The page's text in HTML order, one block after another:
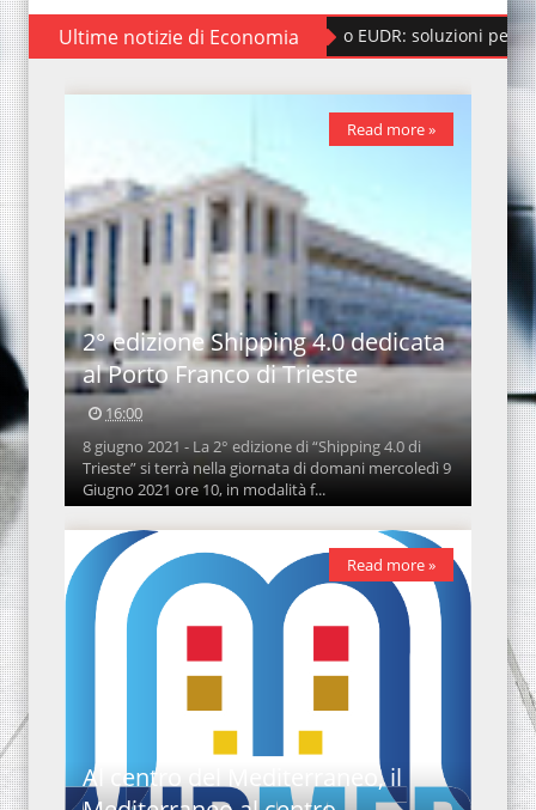
Ultime notizie di Economia
Regolamento EUDR: soluzioni per la nuova
2° edizione Shipping 4.0 dedicata
al Porto Franco di Trieste
16:00
8 giugno 2021 - La 2° edizione di “Shipping 4.0 di
Trieste” si terrà nella giornata di domani mercoledì 9
Giugno 2021 ore 10, in modalità f...
Read more »
Al centro del Mediterraneo, il
Read more »